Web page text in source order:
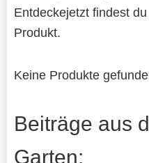
Entdeckejetzt findest
Produkt.
Keine Produkte
Beiträge aus
Garten: